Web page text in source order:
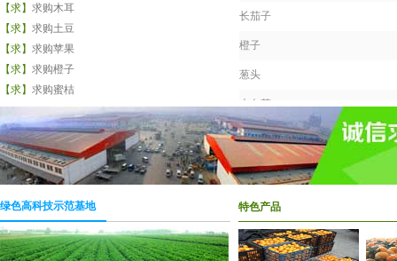
【求】 求购木耳
【求】 求购土豆
【求】 求购苹果
【求】 求购橙子
【求】 求购蜜桔
大葱
大蒜
大枣
冬瓜
冬枣
绿色高科技示范基地 特色产品